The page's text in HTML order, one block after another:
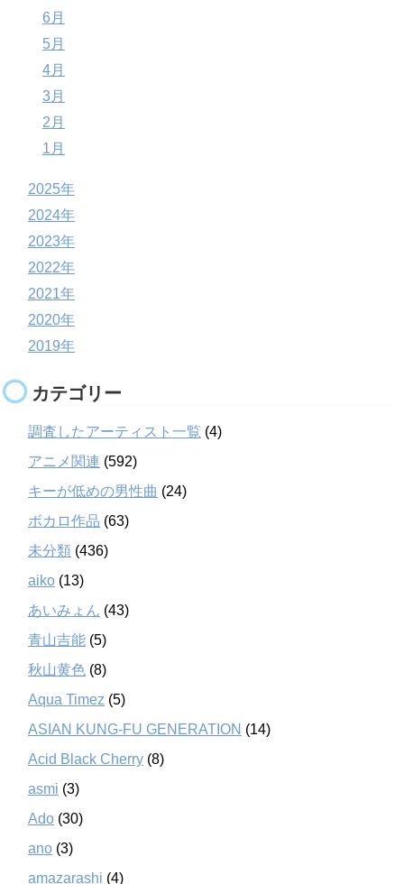
6月
5月
4月
3月
2月
1月
2025年
2024年
2023年
2022年
2021年
2020年
2019年
カテゴリー
調査したアーティスト一覧 (4)
アニメ関連 (592)
キーが低めの男性曲 (24)
ボカロ作品 (63)
未分類 (436)
aiko (13)
あいみょん (43)
青山吉能 (5)
秋山黄色 (8)
Aqua Timez (5)
ASIAN KUNG-FU GENERATION (14)
Acid Black Cherry (8)
asmi (3)
Ado (30)
ano (3)
amazarashi (4)